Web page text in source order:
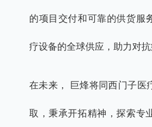
的项目交付和可靠的供货服
疗设备的全球供应，助力对抗
在未来， 巨烽将同西门子医
取，秉承开拓精神，探索专